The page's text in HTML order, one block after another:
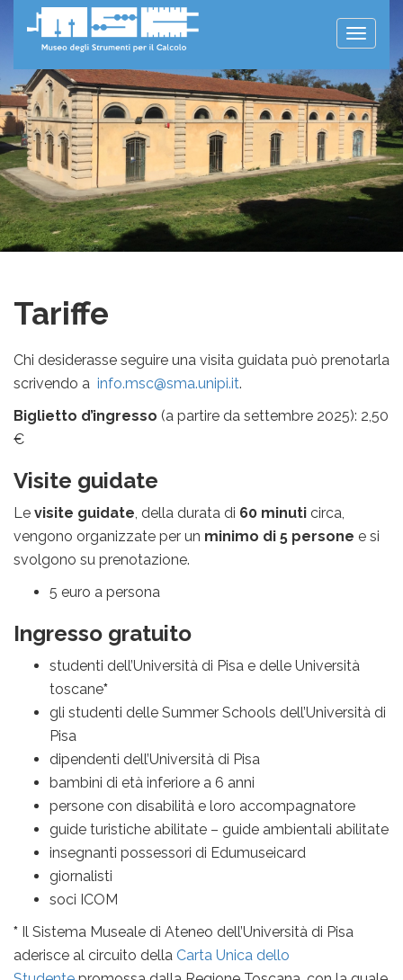
Toggle
Tariffe
Chi desiderasse seguire una visita guidata può prenotarla
scrivendo a info.msc@sma.unipi.it.
Biglietto d’ingresso (a partire da settembre 2025): 2,50
€
Visite guidate
Le visite guidate, della durata di 60 minuti circa,
vengono organizzate per un minimo di 5 persone e si
svolgono su prenotazione.
5 euro a persona
Ingresso gratuito
studenti dell’Università di Pisa e delle Università
toscane*
gli studenti delle Summer Schools dell’Università di
Pisa
dipendenti dell’Università di Pisa
bambini di età inferiore a 6 anni
persone con disabilità e loro accompagnatore
guide turistiche abilitate – guide ambientali abilitate
insegnanti possessori di Edumuseicard
giornalisti
soci ICOM
* Il Sistema Museale di Ateneo dell’Università di Pisa
aderisce al circuito della Carta Unica dello